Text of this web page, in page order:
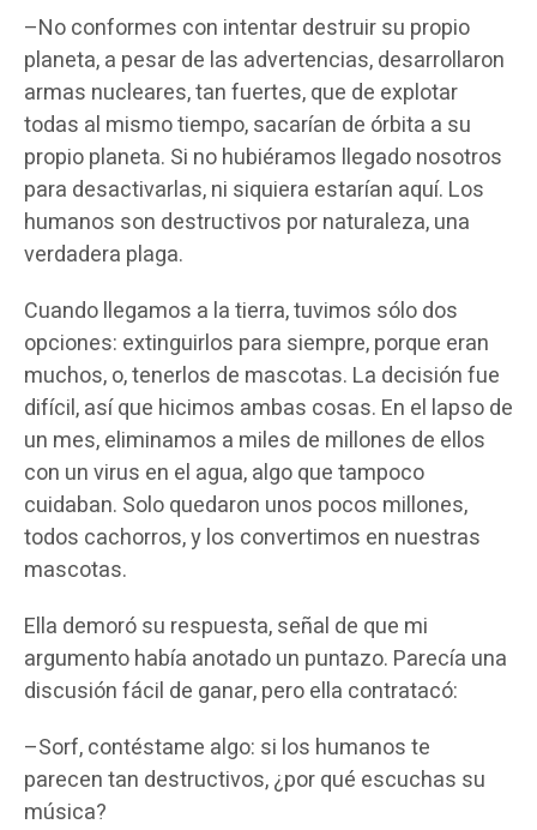
–No conformes con intentar destruir su propio
planeta, a pesar de las advertencias, desarrollaron
armas nucleares, tan fuertes, que de explotar
todas al mismo tiempo, sacarían de órbita a su
propio planeta. Si no hubiéramos llegado nosotros
para desactivarlas, ni siquiera estarían aquí. Los
humanos son destructivos por naturaleza, una
verdadera plaga.
Cuando llegamos a la tierra, tuvimos sólo dos
opciones: extinguirlos para siempre, porque eran
muchos, o, tenerlos de mascotas. La decisión fue
difícil, así que hicimos ambas cosas. En el lapso de
un mes, eliminamos a miles de millones de ellos
con un virus en el agua, algo que tampoco
cuidaban. Solo quedaron unos pocos millones,
todos cachorros, y los convertimos en nuestras
mascotas.
Ella demoró su respuesta, señal de que mi
argumento había anotado un puntazo. Parecía una
discusión fácil de ganar, pero ella contratacó:
–Sorf, contéstame algo: si los humanos te
parecen tan destructivos, ¿por qué escuchas su
música?